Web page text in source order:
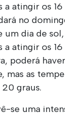
a atingir os
no
um dia de
a atingir os
poderá
mas as
graus.
se uma